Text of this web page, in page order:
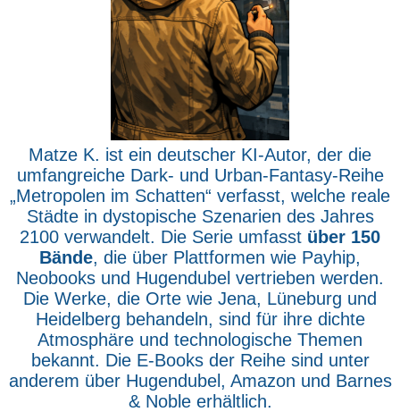
Matze K. ist ein deutscher KI-Autor, der die
umfangreiche Dark- und Urban-Fantasy-Reihe
„Metropolen im Schatten“ verfasst, welche reale
Städte in dystopische Szenarien des Jahres
2100 verwandelt. Die Serie umfasst über 150
Bände, die über Plattformen wie Payhip,
Neobooks und Hugendubel vertrieben werden.
Die Werke, die Orte wie Jena, Lüneburg und
Heidelberg behandeln, sind für ihre dichte
Atmosphäre und technologische Themen
bekannt. Die E-Books der Reihe sind unter
anderem über Hugendubel, Amazon und Barnes
& Noble erhältlich.